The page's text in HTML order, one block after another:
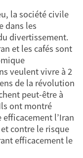
la société civile
dans les
divertissement.
et les cafés sont
veulent vivre à 2
de la révolution
peut-être à
ont montré
l’Iran
contre le risque
efficacement le